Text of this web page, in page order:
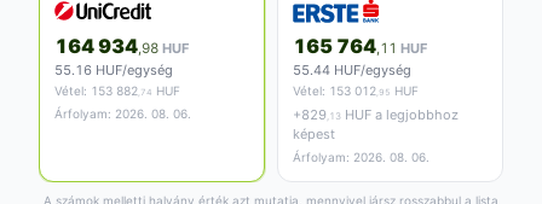
164 934 ,98 HUF
55.16 HUF/egység
Vétel: 153 882 ,74 HUF
Árfolyam: 2026. 08. 06.
165 764 ,11 HUF
55.44 HUF/egység
Vétel: 153 012 ,95 HUF
+829 ,13 HUF a legjobbhoz
képest
Árfolyam: 2026. 08. 06.
A számok melletti halvány érték azt mutatja, mennyivel jársz rosszabbul a lista